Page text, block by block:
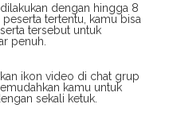
dengan hingga 8
tertentu, kamu bisa
tersebut untuk
penuh.
ikon video di chat grup
kamu untuk
sekali ketuk.